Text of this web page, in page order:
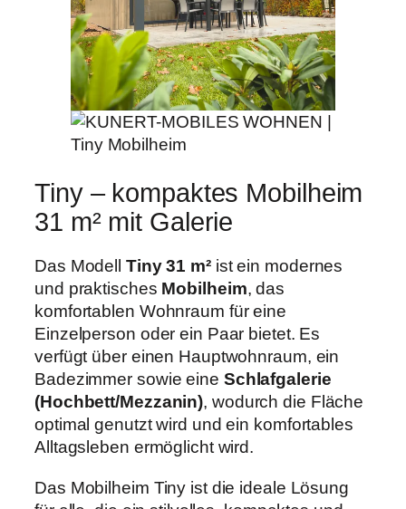
Tiny – kompaktes Mobilheim
31 m² mit Galerie
Das Modell Tiny 31 m²ist ein modernes
und praktisches Mobilheim, das
komfortablen Wohnraum für eine
Einzelperson oder ein Paar bietet. Es
verfügt über einen Hauptwohnraum, ein
Badezimmer sowie eine Schlafgalerie
(Hochbett/Mezzanin), wodurch die Fläche
optimal genutzt wird und ein komfortables
Alltagsleben ermöglicht wird.
Das Mobilheim Tiny ist die ideale Lösung